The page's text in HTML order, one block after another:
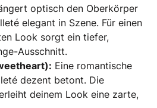
optisch den Oberkörper
elegant in Szene. Für einen
Look sorgt ein tiefer,
Ausschnitt.
Eine romantische
dezent betont. Die
deinem Look eine zarte,